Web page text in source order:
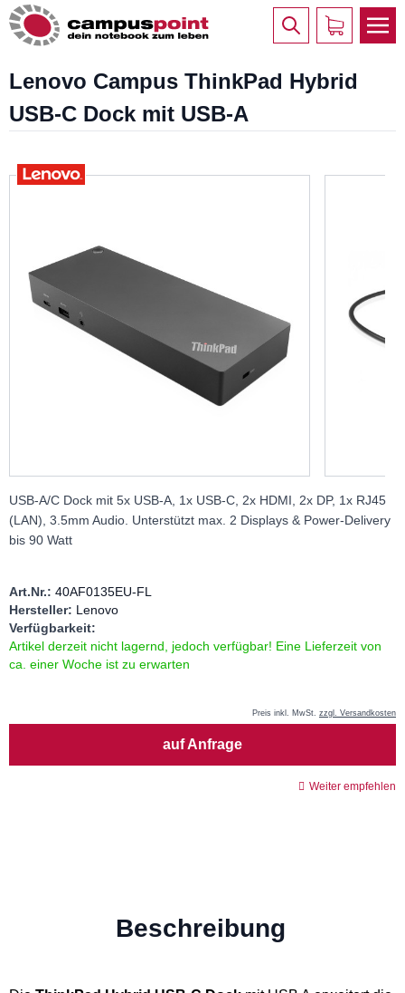
Lenovo Campus ThinkPad Hybrid
USB-C Dock mit USB-A
USB-A/C Dock mit 5x USB-A, 1x USB-C, 2x HDMI, 2x DP, 1x RJ45
(LAN), 3.5mm Audio. Unterstützt max. 2 Displays & Power-Delivery
bis 90 Watt
Art.Nr.: 40AF0135EU-FL
Hersteller: Lenovo
Verfügbarkeit:
Artikel derzeit nicht lagernd, jedoch verfügbar! Eine Lieferzeit von
ca. einer Woche ist zu erwarten
Preis inkl. MwSt. zzgl. Versandkosten
auf Anfrage
Weiter empfehlen
Beschreibung